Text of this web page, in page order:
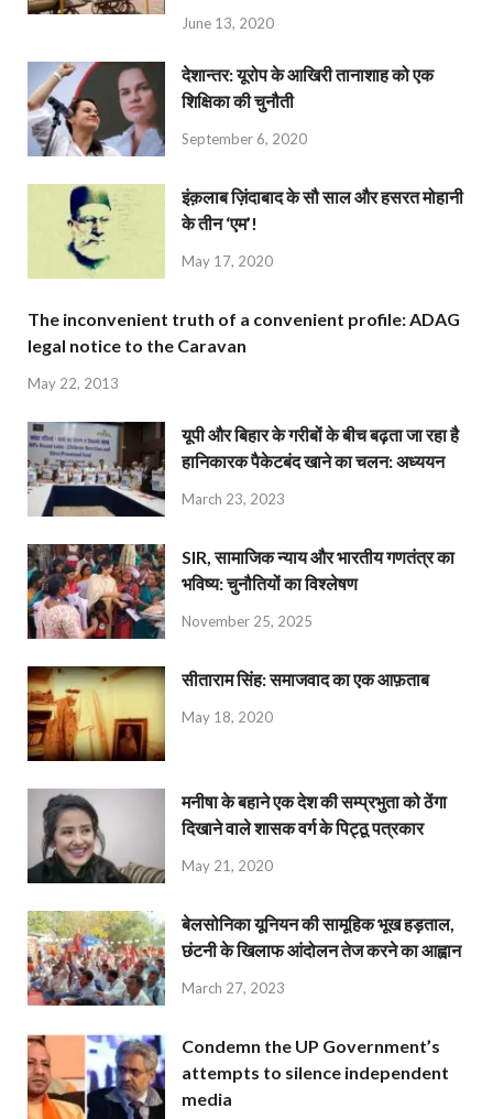
June 13, 2020
देशान्‍तर: यूरोप के आखिरी तानाशाह को एक
शिक्षिका की चुनौती
September 6, 2020
इंक़लाब ज़िंदाबाद के सौ साल और हसरत मोहानी
के तीन ‘एम’!
May 17, 2020
The inconvenient truth of a convenient profile: ADAG
legal notice to the Caravan
May 22, 2013
यूपी और बिहार के गरीबों के बीच बढ़ता जा रहा है
हानिकारक पैकेटबंद खाने का चलन: अध्ययन
March 23, 2023
SIR, सामाजिक न्याय और भारतीय गणतंत्र का
भविष्य: चुनौतियों का विश्लेषण
November 25, 2025
सीताराम सिंह: समाजवाद का एक आफ़ताब
May 18, 2020
मनीषा के बहाने एक देश की सम्प्रभुता को ठेंगा
दिखाने वाले शासक वर्ग के पिट्ठू पत्रकार
May 21, 2020
बेलसोनिका यूनियन की सामूहिक भूख हड़ताल,
छंटनी के खिलाफ आंदोलन तेज करने का आह्वान
March 27, 2023
Condemn the UP Government’s
attempts to silence independent
media